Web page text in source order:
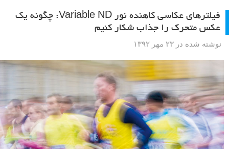
کسب تجربه فوق العاده است… یا حداقل اگر می توانستیم به عقب برگردیم
تجربیات را داشتید به چه نتایج بهتری دست پیدا می کردید!
ولی شاید برای شما دیر نباشد. این ۱۸ نکته توسط عکاسان حرفه ای جمع
آوری و تهیه شده اند که آنها را برای شما توضیح خواهیم داد.
ادامه مطلب